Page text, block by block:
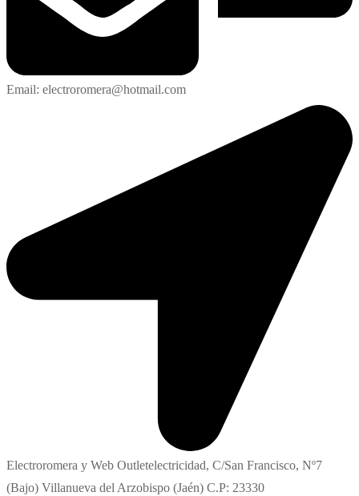
Email: electroromera@hotmail.com
Electroromera y Web Outletelectricidad, C/San Francisco, Nº7
(Bajo) Villanueva del Arzobispo (Jaén) C.P: 23330